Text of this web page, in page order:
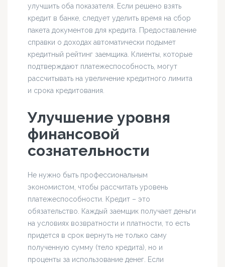
улучшить оба показателя. Если решено взять
кредит в банке, следует уделить время на сбор
пакета документов для кредита. Предоставление
справки о доходах автоматически подымет
кредитный рейтинг заемщика. Клиенты, которые
подтверждают платежеспособность, могут
рассчитывать на увеличение кредитного лимита
и срока кредитования.
Улучшение уровня
финансовой
сознательности
Не нужно быть профессиональным
экономистом, чтобы рассчитать уровень
платежеспособности. Кредит – это
обязательство. Каждый заемщик получает деньги
на условиях возвратности и платности, то есть
придется в срок вернуть не только саму
полученную сумму (тело кредита), но и
проценты за использование денег. Если